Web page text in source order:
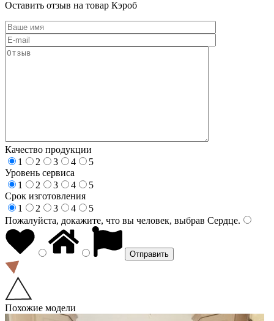
Оставить отзыв на товар Кэроб
Качество продукции
1
2 3 4
5
Уровень сервиса
1
2 3 4
5
Срок изготовления
1
2 3 4
5
Пожалуйста, докажите, что вы человек, выбрав Сердце.
Похожие модели